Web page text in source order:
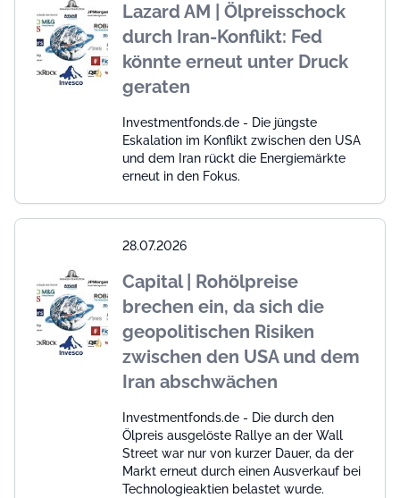
Lazard AM | Ölpreisschock
durch Iran-Konflikt: Fed
könnte erneut unter Druck
geraten
Investmentfonds.de - Die jüngste
Eskalation im Konflikt zwischen den USA
und dem Iran rückt die Energiemärkte
erneut in den Fokus.
28.07.2026
Capital | Rohölpreise
brechen ein, da sich die
geopolitischen Risiken
zwischen den USA und dem
Iran abschwächen
Investmentfonds.de - Die durch den
Ölpreis ausgelöste Rallye an der Wall
Street war nur von kurzer Dauer, da der
Markt erneut durch einen Ausverkauf bei
Technologieaktien belastet wurde.